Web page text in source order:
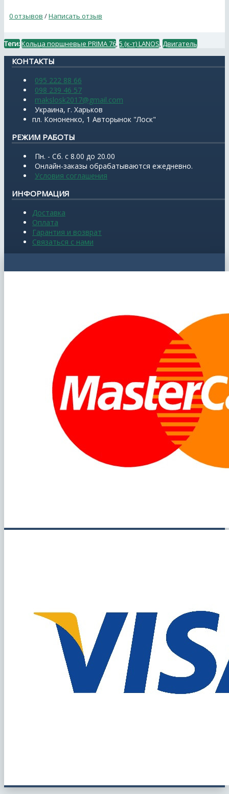
0 отзывов /Написать отзыв
Теги:Кольца поршневые PRIMA 76 5 (к-т) LANOS Двигатель
КОНТАКТЫ
095 222 88 66
098 239 46 57
makslosk2017@gmail.com
Украина, г. Харьков
пл. Кононенко, 1 Авторынок "Лоск"
РЕЖИМ РАБОТЫ
Пн. - Сб. с 8.00 до 20.00
Онлайн-заказы обрабатываются ежедневно.
Условия соглашения
ИНФОРМАЦИЯ
Доставка
Оплата
Гарантия и возврат
Связаться с нами